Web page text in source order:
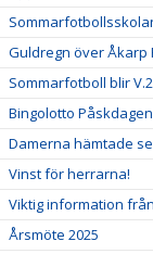
Guldregn över Åkarp
Sommarfotboll blir
Bingolotto
Damerna hämtade
Vinst för herrarna!
Viktig information
Årsmöte 2025